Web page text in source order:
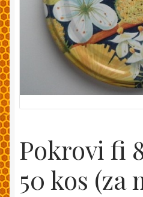
Moj račun
Pakiranje in dostava
Splošni pogoji
Zaključek nakupa
Pokrovi fi
50 kos (za